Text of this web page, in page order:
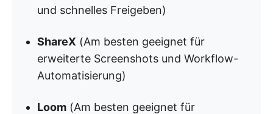
und schnelles Freigeben)
ShareX (Am besten geeignet für
erweiterte Screenshots und Workflow-
Automatisierung)
Loom (Am besten geeignet für